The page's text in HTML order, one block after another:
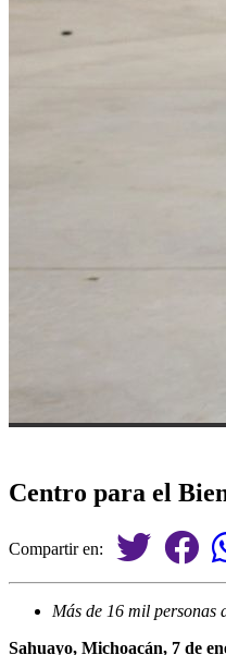
Centro para el
Compartir en:
Más de 16 mil personas
Sahuayo, Michoacán, 7 de